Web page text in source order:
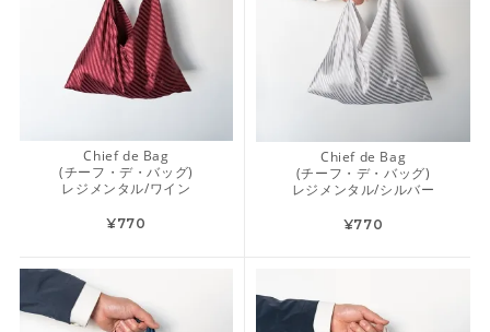
Chief de Bag
(チーフ・デ・バッグ)
レジメンタル/ワイン
¥770
Chief de Bag
(チーフ・デ・バッグ)
レジメンタル/シルバー
¥770